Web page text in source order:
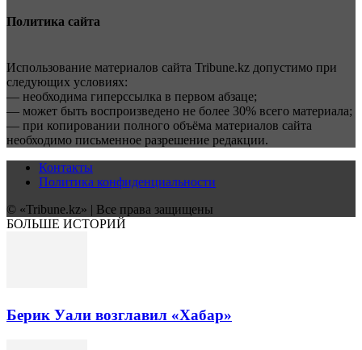
Политика сайта
Использование материалов сайта Tribune.kz допустимо при
следующих условиях:
— необходима гиперссылка в первом абзаце;
— может быть воспроизведено не более 30% всего материала;
— при копировании полного объёма материалов сайта
необходимо письменное разрешение редакции.
Контакты
Политика конфиденциальности
© «Tribune.kz» | Все права защищены
БОЛЬШЕ ИСТОРИЙ
Берик Уали возглавил «Хабар»